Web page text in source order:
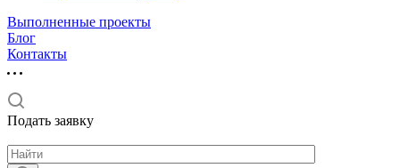
Выполненные проекты
Блог
Контакты
Подать заявку